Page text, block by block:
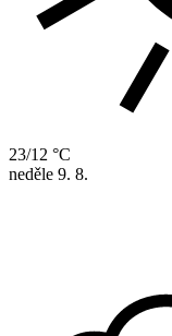
23/12 °C
neděle 9. 8.